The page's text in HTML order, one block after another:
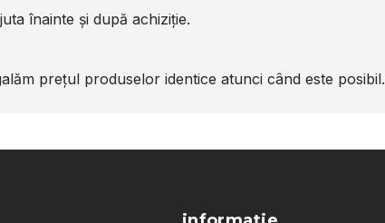
înainte și după achiziție.
prețul produselor identice atunci când este posibil.